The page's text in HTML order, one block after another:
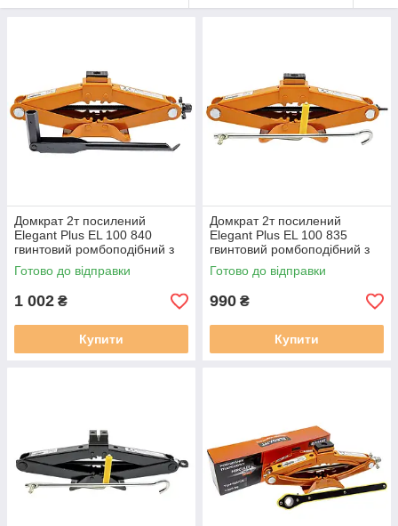
Домкрат 2т посилений
Elegant Plus EL 100 840
гвинтовий ромбоподібний з
ручкою-FORD
Готово до відправки
1 002 ₴
Купити
Домкрат 2т посилений
Elegant Plus EL 100 835
гвинтовий ромбоподібний з
ручкою
Готово до відправки
990 ₴
Купити